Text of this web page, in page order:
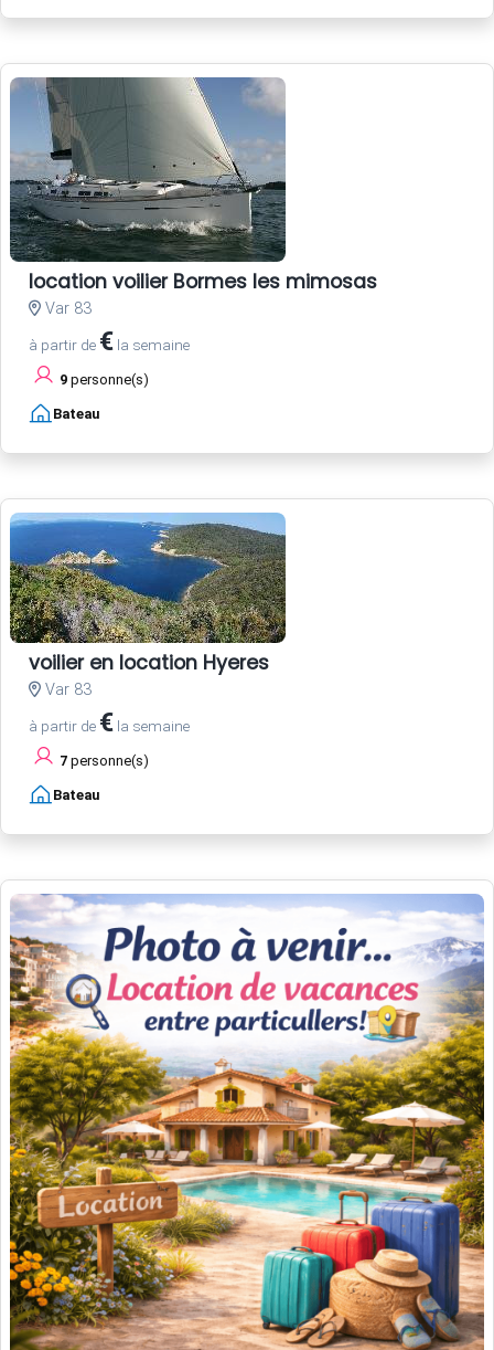
location voilier Bormes les mimosas
Var 83
à partir de € la semaine
9 personne(s)
Bateau
voilier en location Hyeres
Var 83
à partir de € la semaine
7 personne(s)
Bateau